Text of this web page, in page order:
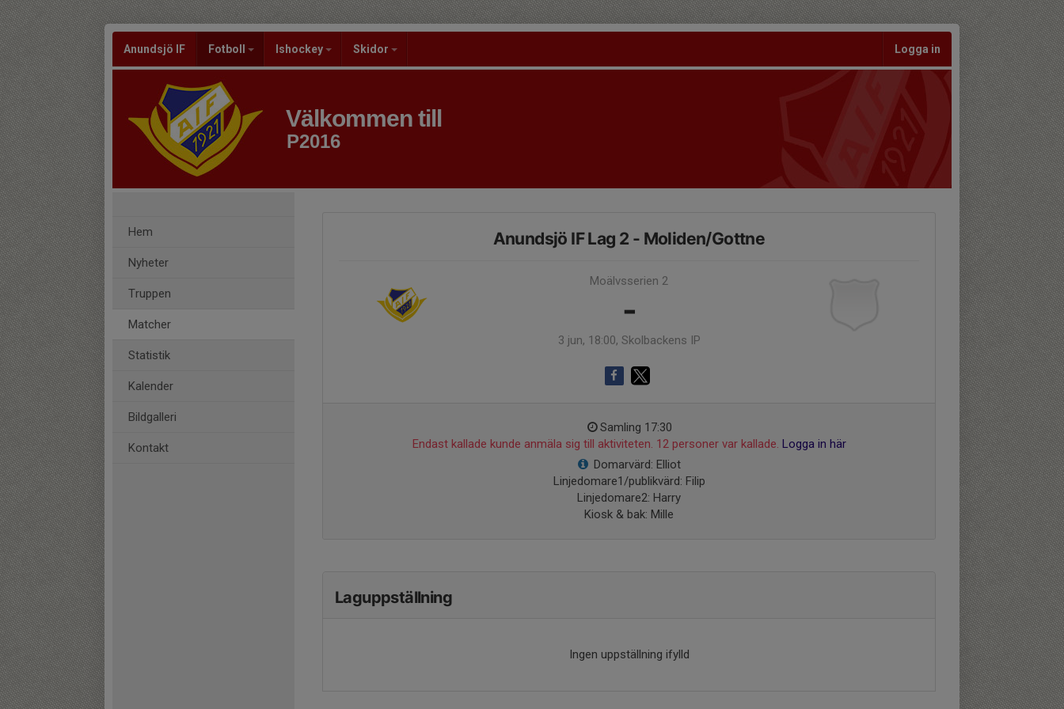
Anundsjö IF Fotboll Ishockey Skidor Logga in
Välkommen till
P2016
Hem
Nyheter
Truppen
Matcher
Statistik
Kalender
Bildgalleri
Kontakt
Anundsjö IF Lag 2 - Moliden/Gottne
Moälvsserien 2
-
3 jun, 18:00, Skolbackens IP
Samling 17:30
Endast kallade kunde anmäla sig till aktiviteten. 12 personer var kallade. Logga in här
Domarvärd: Elliot
Linjedomare1/publikvärd: Filip
Linjedomare2: Harry
Kiosk & bak: Mille
Laguppställning
Ingen uppställning ifylld